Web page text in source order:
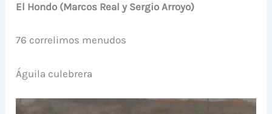
El Hondo (Marcos Real y Sergio Arroyo)
76 correlimos menudos
Águila culebrera